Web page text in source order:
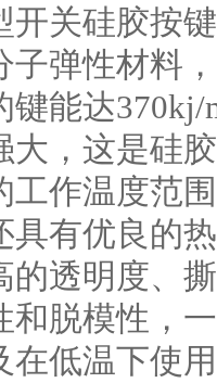
开关硅胶按
子弹性材料
键能达
大，这是硅
工作温度范
具有优良的
的透明度、
和脱模性，
在低温下使